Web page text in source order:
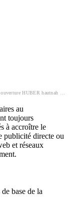
au
toujours
à accroître le
publicité directe ou
et réseaux
base de la